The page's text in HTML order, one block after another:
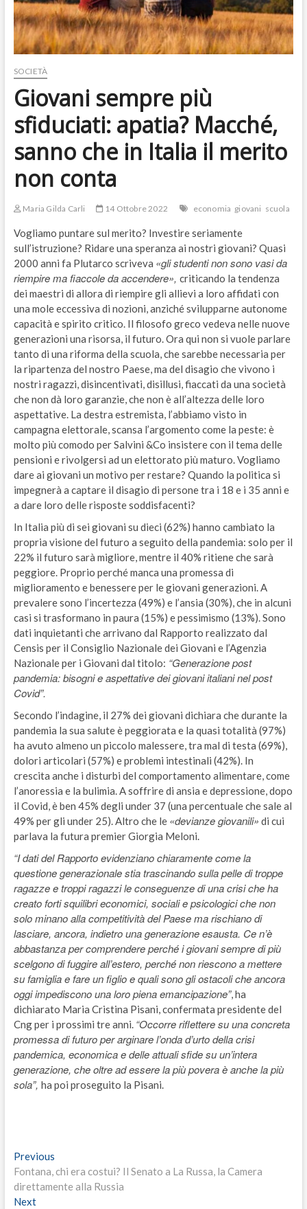
SOCIETÀ
Giovani sempre più
sfiduciati: apatia? Macché,
sanno che in Italia il merito
non conta
Maria Gilda Carli 14 Ottobre 2022 economia giovani scuola
Vogliamo puntare sul merito? Investire seriamente
sull’istruzione? Ridare una speranza ai nostri giovani? Quasi
2000 anni fa Plutarco scriveva «gli studenti non sono vasi da
riempire ma fiaccole da accendere», criticando la tendenza
dei maestri di allora di riempire gli allievi a loro affidati con
una mole eccessiva di nozioni, anziché svilupparne autonome
capacità e spirito critico. Il filosofo greco vedeva nelle nuove
generazioni una risorsa, il futuro. Ora qui non si vuole parlare
tanto di una riforma della scuola, che sarebbe necessaria per
la ripartenza del nostro Paese, ma del disagio che vivono i
nostri ragazzi, disincentivati, disillusi, fiaccati da una società
che non dà loro garanzie, che non è all’altezza delle loro
aspettative. La destra estremista, l’abbiamo visto in
campagna elettorale, scansa l’argomento come la peste: è
molto più comodo per Salvini &Co insistere con il tema delle
pensioni e rivolgersi ad un elettorato più maturo. Vogliamo
dare ai giovani un motivo per restare? Quando la politica si
impegnerà a captare il disagio di persone tra i 18 e i 35 anni e
a dare loro delle risposte soddisfacenti?
In Italia più di sei giovani su dieci (62%) hanno cambiato la
propria visione del futuro a seguito della pandemia: solo per il
22% il futuro sarà migliore, mentre il 40% ritiene che sarà
peggiore. Proprio perché manca una promessa di
miglioramento e benessere per le giovani generazioni. A
prevalere sono l’incertezza (49%) e l’ansia (30%), che in alcuni
casi si trasformano in paura (15%) e pessimismo (13%). Sono
dati inquietanti che arrivano dal Rapporto realizzato dal
Censis per il Consiglio Nazionale dei Giovani e l’Agenzia
Nazionale per i Giovani dal titolo: “Generazione post
pandemia: bisogni e aspettative dei giovani italiani nel post
Covid”.
Secondo l’indagine, il 27% dei giovani dichiara che durante la
pandemia la sua salute è peggiorata e la quasi totalità (97%)
ha avuto almeno un piccolo malessere, tra mal di testa (69%),
dolori articolari (57%) e problemi intestinali (42%). In
crescita anche i disturbi del comportamento alimentare, come
l’anoressia e la bulimia. A soffrire di ansia e depressione, dopo
il Covid, è ben 45% degli under 37 (una percentuale che sale al
49% per gli under 25). Altro che le «devianze giovanili» di cui
parlava la futura premier Giorgia Meloni.
“I dati del Rapporto evidenziano chiaramente come la
questione generazionale stia trascinando sulla pelle di troppe
ragazze e troppi ragazzi le conseguenze di una crisi che ha
creato forti squilibri economici, sociali e psicologici che non
solo minano alla competitività del Paese ma rischiano di
lasciare, ancora, indietro una generazione esausta. Ce n’è
abbastanza per comprendere perché i giovani sempre di più
scelgono di fuggire all’estero, perché non riescono a mettere
su famiglia e fare un figlio e quali sono gli ostacoli che ancora
oggi impediscono una loro piena emancipazione”, ha
dichiarato Maria Cristina Pisani, confermata presidente del
Cng per i prossimi tre anni. “Occorre riflettere su una concreta
promessa di futuro per arginare l’onda d’urto della crisi
pandemica, economica e delle attuali sfide su un’intera
generazione, che oltre ad essere la più povera è anche la più
sola”, ha poi proseguito la Pisani.
Navigazione
articoli
PreviousPrevious
post:
Fontana, chi era costui? Il Senato a La Russa, la Camera
direttamente alla Russia
NextNext